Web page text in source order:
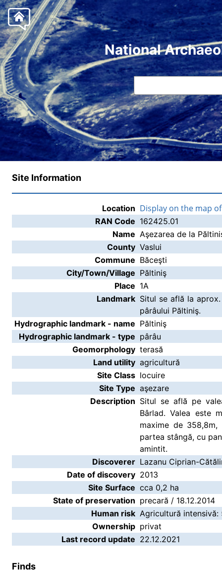
National
Site Information
Location Display on the map
RAN Code 162425.01
Name Aşezarea de la
County Vaslui
Commune Băceşti
City/Town/Village Păltiniş
Place 1A
Landmark Situl se află la
pârâului Păltiniş.
Hydrographic landmark - name Păltiniş
Hydrographic landmark - type pârâu
Geomorphology terasă
Land utility agricultură
Site Class locuire
Site Type aşezare
Description Situl se află pe
Bârlad. Valea este
maxime de
partea stângă, cu
amintit.
Discoverer Lazanu Ciprian-
Date of discovery 2013
Site Surface cca 0,2 ha
State of preservation precară / 18.12.2014
Human risk Agricultură intensivă:
Ownership privat
Last record update 22.12.2021
Finds